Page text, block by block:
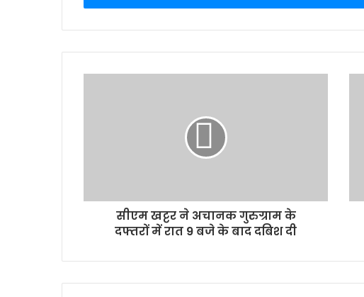
सीएम खट्टर ने अचानक गुरुग्राम के
दफ्तरों में रात 9 बजे के बाद दबिश दी